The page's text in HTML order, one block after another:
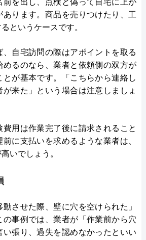
前を出し、点検と偽って自宅に上が
あります。商品を売りつけたり、工
というケースです。
自宅訪問の際はアポイントを取る
めるのなら、業者と依頼側の双方が
が基本です。「こちらから連絡し
来た」という場合は注意しましょ
費用は作業完了後に請求されること
に支払いを求めるような業者は、
いでしょう。
動させた際、壁に穴を空けられた」
の事例では、業者が「作業前から穴
い張り、過失を認めなかったといい